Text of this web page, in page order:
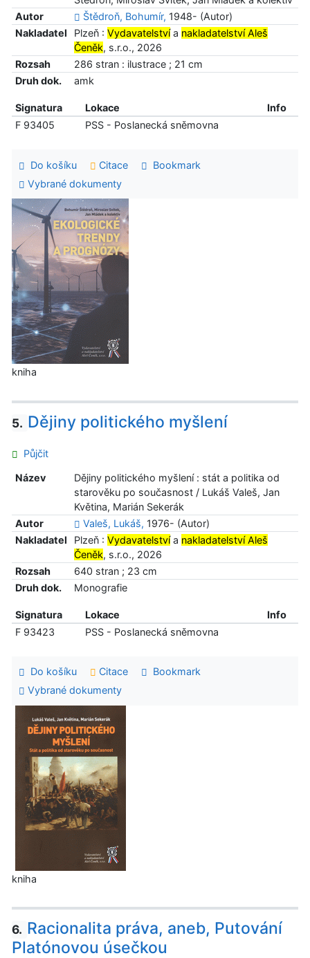
Autor
Štědroň, Bohumír, 1948- (Autor)
Nakladatel
Plzeň : Vydavatelstvía nakladatelství Aleš
Čeněk, s.r.o., 2026
Rozsah
286 stran : ilustrace ; 21 cm
Druh dok.
amk
Signatura Lokace
Info
F 93405
PSS - Poslanecká sněmovna
Do košíku Citace
Bookmark
Vybrané dokumenty
kniha
5. Dějiny politického myšlení
Půjčit
Název
Dějiny politického myšlení : stát a politika od
starověku po současnost / Lukáš Valeš, Jan
Květina, Marián Sekerák
Autor
Valeš, Lukáš, 1976- (Autor)
Nakladatel
Plzeň : Vydavatelstvía nakladatelství Aleš
Čeněk, s.r.o., 2026
Rozsah
640 stran ; 23 cm
Druh dok.
Monografie
Signatura Lokace
Info
F 93423
PSS - Poslanecká sněmovna
Do košíku Citace
Bookmark
Vybrané dokumenty
kniha
6. Racionalita práva, aneb, Putování
Platónovou úsečkou